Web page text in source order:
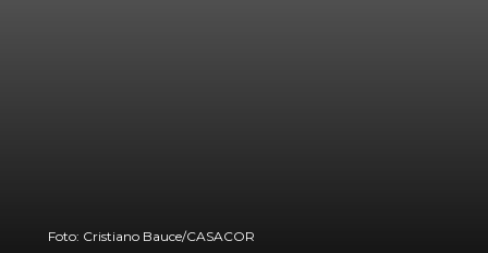
Foto: Cristiano Bauce/CASACOR